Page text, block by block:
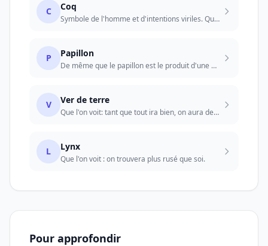
C Coq
Symbole de l'homme et d'intentions viriles. Que l'on voit : incendie. Que l'on e...
P Papillon
De même que le papillon est le produit d'une métamorphose, un changement importa...
V Ver de terre
Que l'on voit: tant que tout ira bien, on aura des «amis». Que l'on utilise pour...
L Lynx
Que l'on voit : on trouvera plus rusé que soi.
Pour approfondir